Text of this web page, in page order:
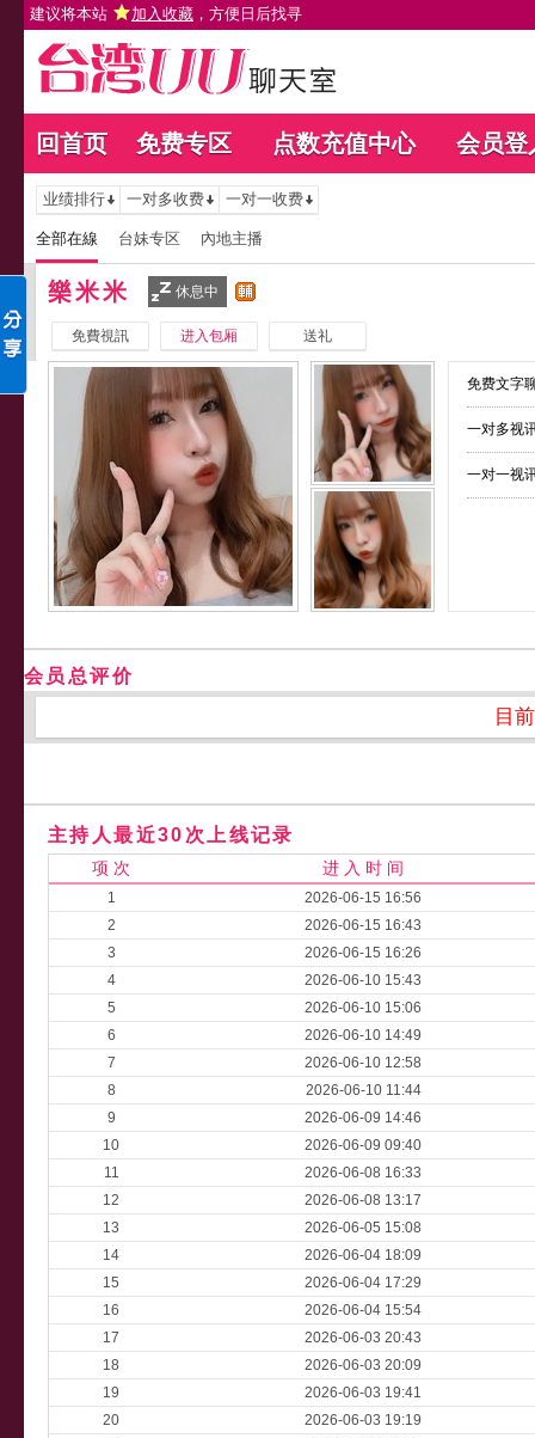
建议将本站 加入收藏 ，方便日后找寻
回首页 免费专区 点数充值中心 会员登
业绩排行 一对多收费 一对一收费
全部在線 台妹专区 內地主播
樂米米 休息中
免費視訊 进入包厢 送礼
免费文字
一对多视
一对一视
会员总评价
目
主持人最近30次上线记录
项 次 进 入 时 间
1
2026-06-15 16:56
2
2026-06-15 16:43
3
2026-06-15 16:26
4
2026-06-10 15:43
5
2026-06-10 15:06
6
2026-06-10 14:49
7
2026-06-10 12:58
8
2026-06-10 11:44
9
2026-06-09 14:46
10
2026-06-09 09:40
11
2026-06-08 16:33
12
2026-06-08 13:17
13
2026-06-05 15:08
14
2026-06-04 18:09
15
2026-06-04 17:29
16
2026-06-04 15:54
17
2026-06-03 20:43
18
2026-06-03 20:09
19
2026-06-03 19:41
20
2026-06-03 19:19